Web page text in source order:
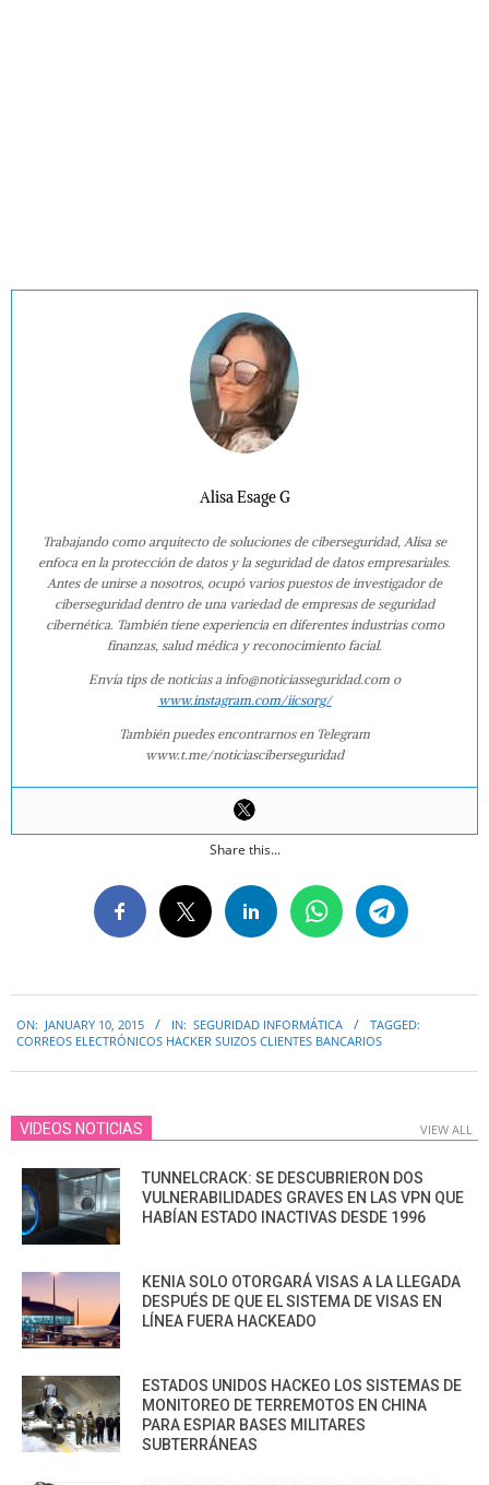
Alisa Esage G
Trabajando como arquitecto de soluciones de ciberseguridad, Alisa se
enfoca en la protección de datos y la seguridad de datos empresariales.
Antes de unirse a nosotros, ocupó varios puestos de investigador de
ciberseguridad dentro de una variedad de empresas de seguridad
cibernética. También tiene experiencia en diferentes industrias como
finanzas, salud médica y reconocimiento facial.
Envía tips de noticias a info@noticiasseguridad.com o
www.instagram.com/iicsorg/
También puedes encontrarnos en Telegram
www.t.me/noticiasciberseguridad
Share this...
01-
ON: JANUARY 10, 2015 IN: SEGURIDAD INFORMÁTICA
TAGGED:
CORREOS ELECTRÓNICOS HACKER SUIZOS CLIENTES BANCARIOS
VIDEOS NOTICIAS VIEW ALL
TUNNELCRACK: SE DESCUBRIERON DOS
VULNERABILIDADES GRAVES EN LAS VPN QUE
HABÍAN ESTADO INACTIVAS DESDE 1996
KENIA SOLO OTORGARÁ VISAS A LA LLEGADA
DESPUÉS DE QUE EL SISTEMA DE VISAS EN
LÍNEA FUERA HACKEADO
ESTADOS UNIDOS HACKEO LOS SISTEMAS DE
MONITOREO DE TERREMOTOS EN CHINA
PARA ESPIAR BASES MILITARES
SUBTERRÁNEAS